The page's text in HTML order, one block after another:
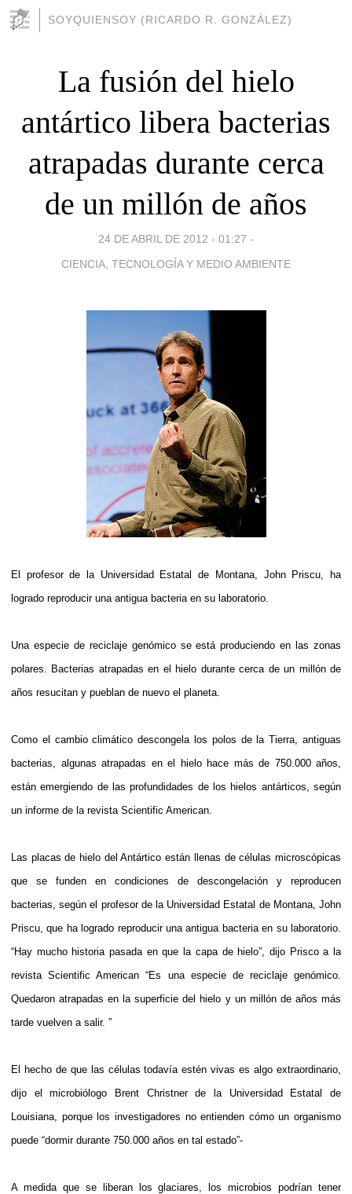
SOYQUIENSOY (RICARDO R. GONZÁLEZ)
La fusión del hielo
antártico libera bacterias
atrapadas durante cerca
de un millón de años
24 DE ABRIL DE 2012 - 01:27 -
CIENCIA, TECNOLOGÍA Y MEDIO AMBIENTE
El profesor de la Universidad Estatal de Montana, John Priscu, ha
logrado reproducir una antigua bacteria en su laboratorio.
Una especie de reciclaje genómico se está produciendo en las zonas
polares. Bacterias atrapadas en el hielo durante cerca de un millón de
años resucitan y pueblan de nuevo el planeta.
Como el cambio climático descongela los polos de la Tierra, antiguas
bacterias, algunas atrapadas en el hielo hace más de 750.000 años,
están emergiendo de las profundidades de los hielos antárticos, según
un informe de la revista Scientific American.
Las placas de hielo del Antártico están llenas de células microscópicas
que se funden en condiciones de descongelación y reproducen
bacterias, según el profesor de la Universidad Estatal de Montana, John
Priscu, que ha logrado reproducir una antigua bacteria en su laboratorio.
“Hay mucho historia pasada en que la capa de hielo”, dijo Prisco a la
revista Scientific American “Es una especie de reciclaje genómico.
Quedaron atrapadas en la superficie del hielo y un millón de años más
tarde vuelven a salir. ”
El hecho de que las células todavía estén vivas es algo extraordinario,
dijo el microbiólogo Brent Christner de la Universidad Estatal de
Louisiana, porque los investigadores no entienden cómo un organismo
puede “dormir durante 750.000 años en tal estado”-
A medida que se liberan los glaciares, los microbios podrían tener